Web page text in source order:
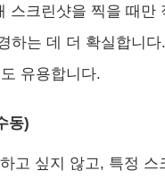
스크린샷을 찍을 때만
하는 데 더 확실합니
유용합니다.
동)
고 싶지 않고, 특정